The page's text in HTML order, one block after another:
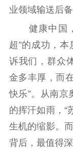
服务
责任
业领域输送后备
健康中国，
超”的成功，本
诉我们，群众
金多丰厚，而
快乐”。从南京
的挥汗如雨，“
生机的缩影。
背后，最值得深